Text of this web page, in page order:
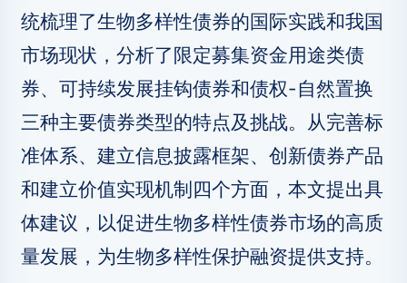
统梳理了生物多样性债券的国际实践和我国
市场现状，分析了限定募集资金用途类债
券、可持续发展挂钩债券和债权-自然置换
三种主要债券类型的特点及挑战。从完善标
准体系、建立信息披露框架、创新债券产品
和建立价值实现机制四个方面，本文提出具
体建议，以促进生物多样性债券市场的高质
量发展，为生物多样性保护融资提供支持。